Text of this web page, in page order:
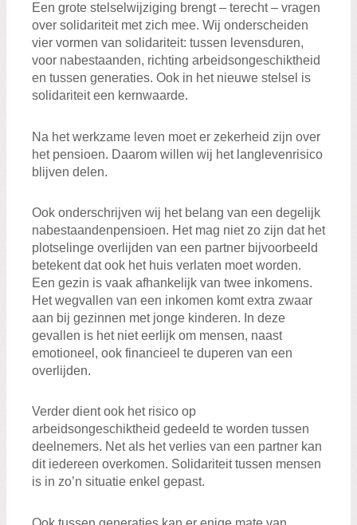
Een grote stelselwijziging brengt – terecht – vragen
over solidariteit met zich mee. Wij onderscheiden
vier vormen van solidariteit: tussen levensduren,
voor nabestaanden, richting arbeidsongeschiktheid
en tussen generaties. Ook in het nieuwe stelsel is
solidariteit een kernwaarde.
Na het werkzame leven moet er zekerheid zijn over
het pensioen. Daarom willen wij het langlevenrisico
blijven delen.
Ook onderschrijven wij het belang van een degelijk
nabestaandenpensioen. Het mag niet zo zijn dat het
plotselinge overlijden van een partner bijvoorbeeld
betekent dat ook het huis verlaten moet worden.
Een gezin is vaak afhankelijk van twee inkomens.
Het wegvallen van een inkomen komt extra zwaar
aan bij gezinnen met jonge kinderen. In deze
gevallen is het niet eerlijk om mensen, naast
emotioneel, ook financieel te duperen van een
overlijden.
Verder dient ook het risico op
arbeidsongeschiktheid gedeeld te worden tussen
deelnemers. Net als het verlies van een partner kan
dit iedereen overkomen. Solidariteit tussen mensen
is in zo’n situatie enkel gepast.